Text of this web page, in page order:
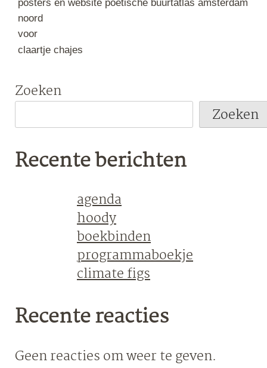
noord
voor
claartje chajes
Zoeken
Zoeken
Recente berichten
agenda
hoody
boekbinden
programmaboekje
climate figs
Recente reacties
Geen reacties om weer te geven.